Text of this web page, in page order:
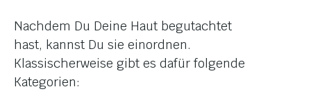
Nachdem Du Deine Haut begutachtet
hast, kannst Du sie einordnen.
Klassischerweise gibt es dafür folgende
Kategorien: